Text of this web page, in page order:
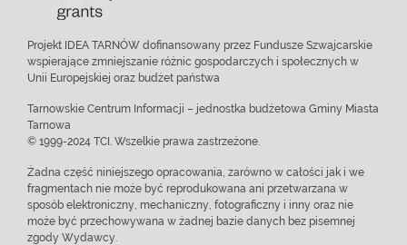
Projekt IDEA TARNÓW dofinansowany przez Fundusze Szwajcarskie
wspierające zmniejszanie różnic gospodarczych i społecznych w
Unii Europejskiej oraz budżet państwa
Tarnowskie Centrum Informacji – jednostka budżetowa Gminy Miasta
Tarnowa
© 1999-2024 TCI. Wszelkie prawa zastrzeżone.
Żadna część niniejszego opracowania, zarówno w całości jak i we
fragmentach nie może być reprodukowana ani przetwarzana w
sposób elektroniczny, mechaniczny, fotograficzny i inny oraz nie
może być przechowywana w żadnej bazie danych bez pisemnej
zgody Wydawcy.